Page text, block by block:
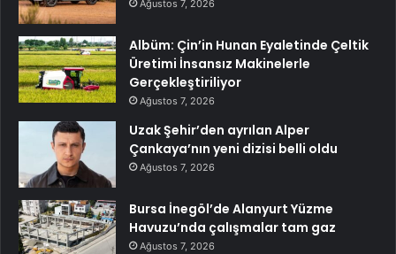
Ağustos 7, 2026
Albüm: Çin’in Hunan Eyaletinde Çeltik
Üretimi İnsansız Makinelerle
Gerçekleştiriliyor
Ağustos 7, 2026
Uzak Şehir’den ayrılan Alper
Çankaya’nın yeni dizisi belli oldu
Ağustos 7, 2026
Bursa İnegöl’de Alanyurt Yüzme
Havuzu’nda çalışmalar tam gaz
Ağustos 7, 2026